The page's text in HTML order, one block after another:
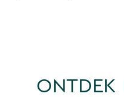
ONTDEK